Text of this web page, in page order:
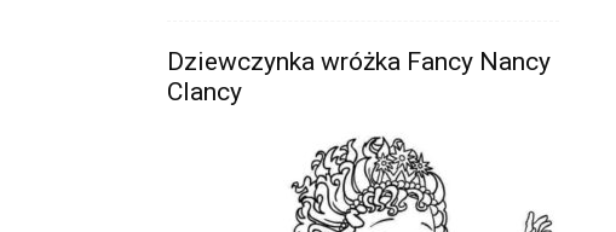
Dziewczynka wróżka Fancy Nancy
Clancy